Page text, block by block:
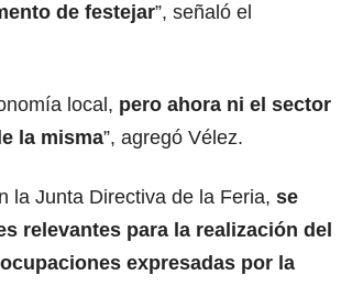
de festejar”, señaló el
local, pero ahora ni el sector
la misma”, agregó Vélez.
la Junta Directiva de la Feria, se
relevantes para la realización del
expresadas por la